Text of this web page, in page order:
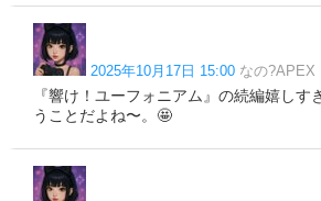
2025年10月17日 15:00 なの?APEX
『響け！ユーフォニアム』の続編嬉しす
うことだよね〜。🤩